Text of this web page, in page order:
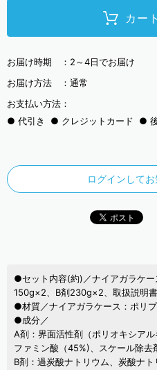
カー
お届け時期 ： 2～4日でお届け
お届け方法 ： 通常
お支払い方法：
代引き
クレジットカード
ログインして
●セット内容(約)／ナイアガラケ
150g×2、B剤230g×2、取扱説明
●材質／ナイアガラケース：ポリ
●成分／
A剤：界面活性剤（ポリオキシア
ファミン酸（45%)、スケール除去
B剤：過炭酸ナトリウム、炭酸ナト